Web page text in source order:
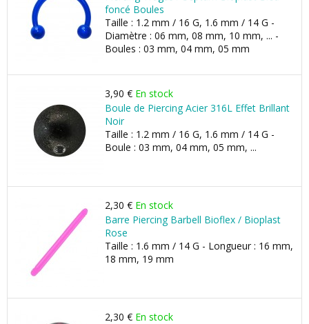
foncé Boules
Taille : 1.2 mm / 16 G, 1.6 mm / 14 G -
Diamètre : 06 mm, 08 mm, 10 mm, ... -
Boules : 03 mm, 04 mm, 05 mm
3,90 € En stock
Boule de Piercing Acier 316L Effet Brillant
Noir
Taille : 1.2 mm / 16 G, 1.6 mm / 14 G -
Boule : 03 mm, 04 mm, 05 mm, ...
2,30 € En stock
Barre Piercing Barbell Bioflex / Bioplast
Rose
Taille : 1.6 mm / 14 G - Longueur : 16 mm,
18 mm, 19 mm
2,30 € En stock